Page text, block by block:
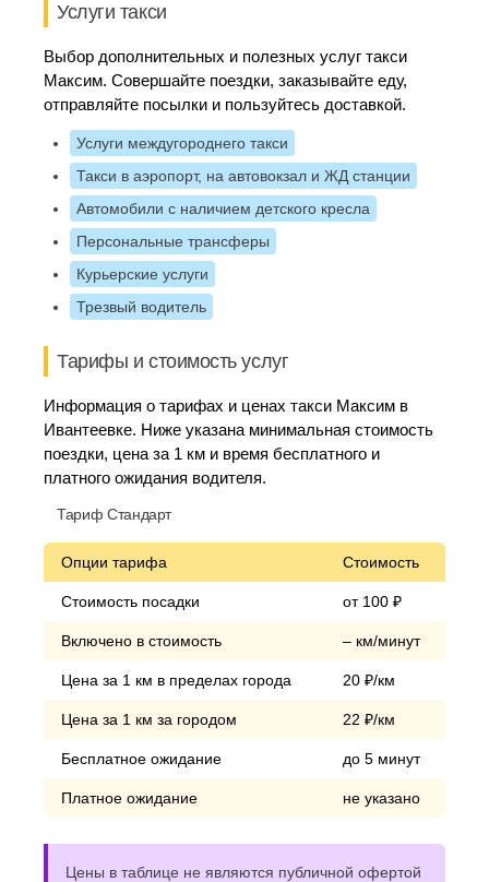
Услуги такси
Выбор дополнительных и полезных услуг такси
Максим. Совершайте поездки, заказывайте еду,
отправляйте посылки и пользуйтесь доставкой.
Услуги междугороднего такси
Такси в аэропорт, на автовокзал и ЖД станции
Автомобили с наличием детского кресла
Персональные трансферы
Курьерские услуги
Трезвый водитель
Тарифы и стоимость услуг
Информация о тарифах и ценах такси Максим в
Ивантеевке. Ниже указана минимальная стоимость
поездки, цена за 1 км и время бесплатного и
платного ожидания водителя.
Тариф Стандарт
Опции тарифа Стоимость
Стоимость посадки от 100 ₽
Включено в стоимость – км/минут
Цена за 1 км в пределах города 20 ₽/км
Цена за 1 км за городом 22 ₽/км
Бесплатное ожидание до 5 минут
Платное ожидание не указано
Цены в таблице не являются публичной офертой